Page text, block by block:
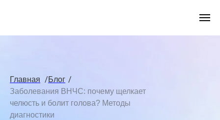
Главная /Блог /
Заболевания ВНЧС: почему щелкает
челюсть и болит голова? Методы
диагностики